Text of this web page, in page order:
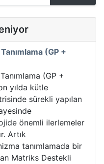
(GP +
(GP +
yılda kütle
sürekli yapılan
önemli ilerlemeler
Artık
tanımlamada bir
Matriks Destekli